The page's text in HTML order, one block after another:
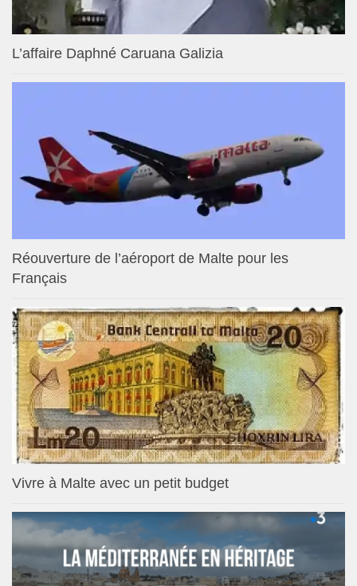
L’affaire Daphné Caruana Galizia
Réouverture de l’aéroport de Malte pour les
Français
Vivre à Malte avec un petit budget